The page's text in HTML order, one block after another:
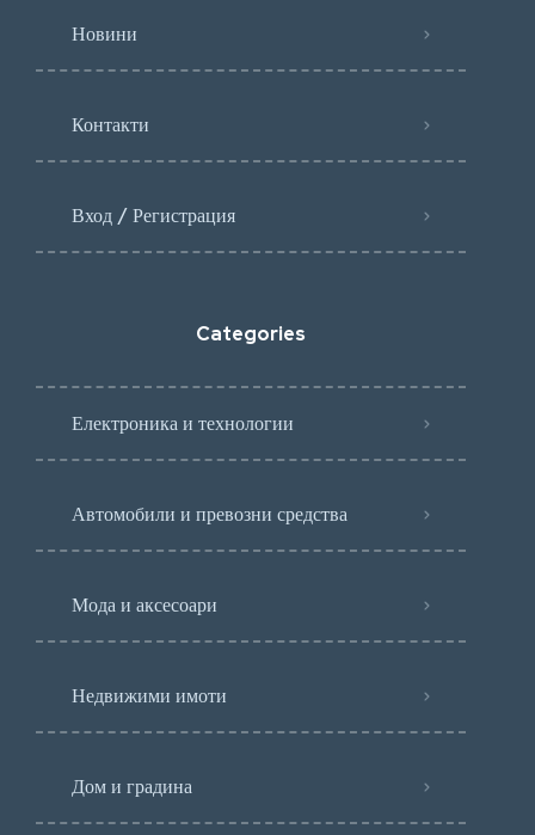
Новини
Контакти
Вход / Регистрация
Categories
Електроника и технологии
Автомобили и превозни средства
Мода и аксесоари
Недвижими имоти
Дом и градина